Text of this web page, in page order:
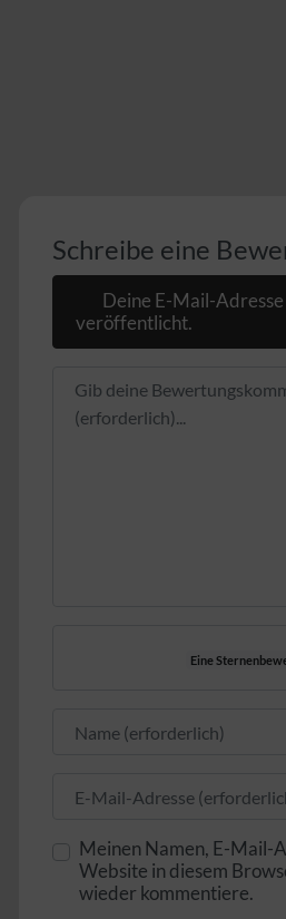
Schreibe eine
Deine E-Mail-
veröffentlicht.
Eine
Meinen Namen, E-Mail-
Website in diesem
wieder kommentiere.